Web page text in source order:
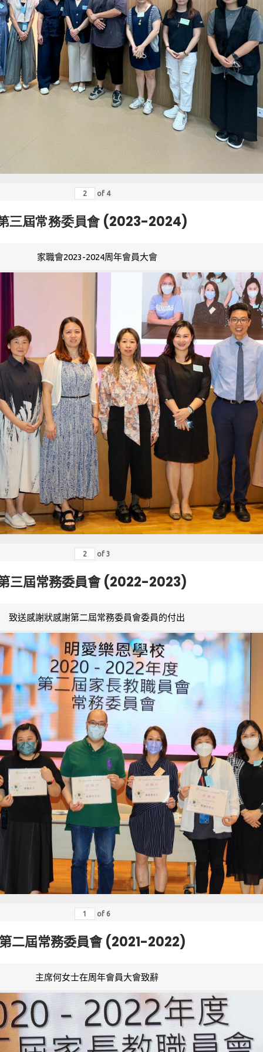
of 4
三屆常務委員會 (2023-2024)
家職會2023-2024周年會員大會
of 3
三屆常務委員會 (2022-2023)
致送感謝狀感謝第二屆常務委員會委員的付出
of 6
二屆常務委員會 (2021-2022)
主席何女士在周年會員大會致辭